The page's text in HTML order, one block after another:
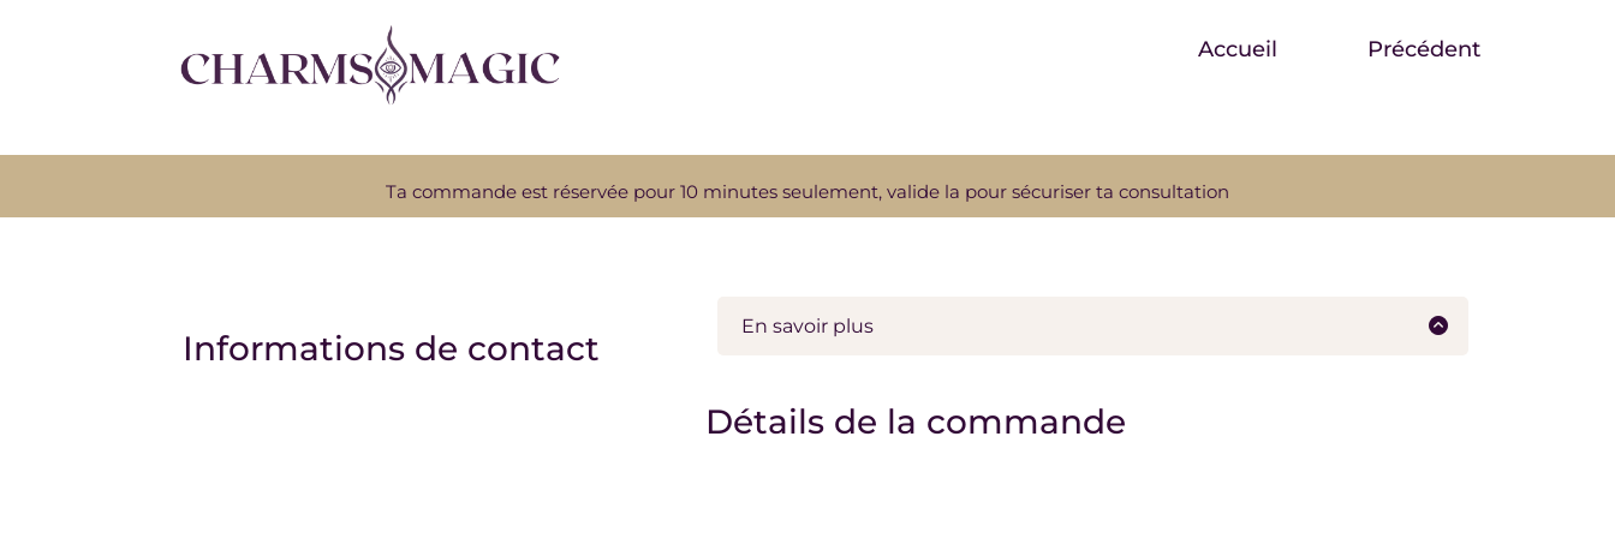
Accueil Précédent
Ta commande est réservée pour 10 minutes seulement, valide la pour sécuriser ta consultation
Informations de contact
En savoir plus
guidance personnalisée, je t'accompagne avec un soutien bienveillant vers la
Détails de la commande